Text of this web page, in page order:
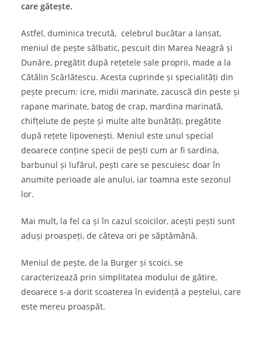
care gătește.
Astfel, duminica trecută, celebrul bucătar a lansat,
meniul de pește sălbatic, pescuit din Marea Neagră și
Dunăre, pregătit după rețetele sale proprii, made a la
Cătălin Scărlătescu. Acesta cuprinde și specialități din
pește precum: icre, midii marinate, zacuscă din peste și
rapane marinate, batog de crap, mardina marinată,
chifțelute de pește și multe alte bunătăți, pregătite
după rețete lipovenești. Meniul este unul special
deoarece conține specii de pești cum ar fi sardina,
barbunul și lufărul, pești care se pescuiesc doar în
anumite perioade ale anului, iar toamna este sezonul
lor.
Mai mult, la fel ca și în cazul scoicilor, acești pești sunt
aduși proaspeți, de câteva ori pe săptămână.
Meniul de pește, de la Burger și scoici, se
caracterizează prin simplitatea modului de gătire,
deoarece s-a dorit scoaterea în evidență a peștelui, care
este mereu proaspăt.